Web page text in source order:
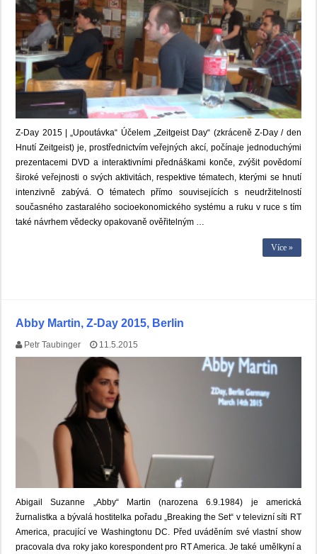
Z-Day 2015 | „Upoutávka“ Účelem „Zeitgeist Day“ (zkráceně Z-Day / den
Hnutí Zeitgeist) je, prostřednictvím veřejných akcí, počínaje jednoduchými
prezentacemi DVD a interaktivními přednáškami konče, zvýšit povědomí
široké veřejnosti o svých aktivitách, respektive tématech, kterými se hnutí
intenzivně zabývá. O tématech přímo souvisejících s neudržitelností
současného zastaralého socioekonomického systému a ruku v ruce s tím
také návrhem vědecky opakovaně ověřitelným …
Více »
Abby Martin, Z-Day 2015, Berlin
Petr Taubinger 11.5.2015
Abigail Suzanne „Abby“ Martin (narozena 6.9.1984) je americká
žurnalistka a bývalá hostitelka pořadu „Breaking the Set“ v televizní síti RT
America, pracující ve Washingtonu DC. Před uváděním své vlastní show
pracovala dva roky jako korespondent pro RT America. Je také umělkyní a